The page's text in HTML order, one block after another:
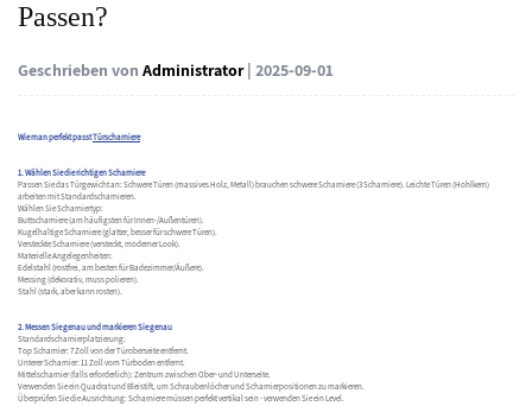
Passen?
Geschrieben von Administrator| 2025-09-01
Wie man perfekt passtTürscharniere
1. Wählen Sie die richtigen Scharniere
Passen Sie das Türgewicht an: Schwere Türen (massives Holz, Metall) brauchen schwere Scharniere (3 Scharniere). Leichte Türen (Hohlkern)
arbeiten mit Standardscharnieren.
Wählen Sie Scharniertyp:
Buttscharniere (am häufigsten für Innen-/Außentüren).
Kugelhaltige Scharniere (glatter, besser für schwere Türen).
Versteckte Scharniere (versteckt, moderner Look).
Materielle Angelegenheiten:
Edelstahl (rostfrei, am besten für Badezimmer/Äußere).
Messing (dekorativ, muss polieren).
Stahl (stark, aber kann rosten).
2. Messen Sie genau und markieren Sie genau
Standardscharnierplatzierung:
Top Scharnier: 7 Zoll von der Türoberseite entfernt.
Unterer Scharnier: 11 Zoll vom Türboden entfernt.
Mittelscharnier (falls erforderlich): Zentrum zwischen Ober- und Unterseite.
Verwenden Sie ein Quadrat und Bleistift, um Schraubenlöcher und Scharnierpositionen zu markieren.
Überprüfen Sie die Ausrichtung: Scharniere müssen perfekt vertikal sein - verwenden Sie ein Level.